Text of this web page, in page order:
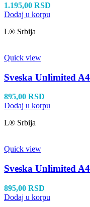
1.195,00 RSD
Dodaj u korpu
L® Srbija
Quick view
Sveska Unlimited
895,00 RSD
Dodaj u korpu
L® Srbija
Quick view
Sveska Unlimited
895,00 RSD
Dodaj u korpu